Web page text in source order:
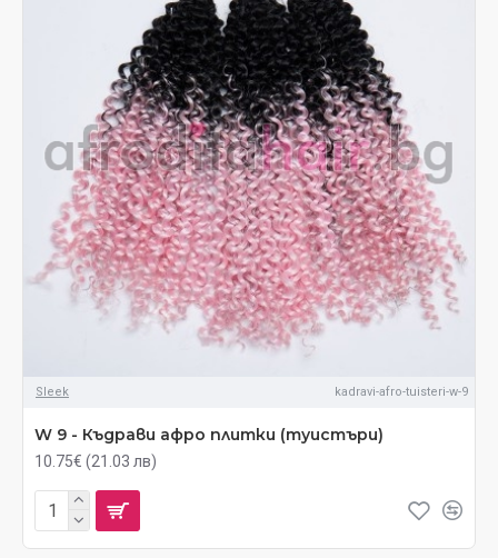
Sleek kadravi-afro-tuisteri-w-9
W 9 - Къдрави афро плитки (туистъри)
10.75€ (21.03 лв)